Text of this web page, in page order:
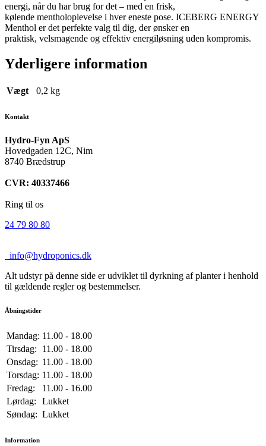
energi, når du har brug for det – med en frisk,
kølende mentholoplevelse i hver eneste pose. ICEBERG ENERGY
Menthol er det perfekte valg til dig, der ønsker en
praktisk, velsmagende og effektiv energiløsning uden kompromis.
Yderligere information
Vægt 0,2 kg
Kontakt
Hydro-Fyn ApS
Hovedgaden 12C, Nim
8740 Brædstrup
CVR: 40337466
Ring til os
24 79 80 80
info@hydroponics.dk
Alt udstyr på denne side er udviklet til dyrkning af planter i henhold
til gældende regler og bestemmelser.
Åbningstider
Mandag: 11.00 - 18.00
Tirsdag:
11.00 - 18.00
Onsdag: 11.00 - 18.00
Torsdag: 11.00 - 18.00
Fredag:
11.00 - 16.00
Lørdag:
Lukket
Søndag: Lukket
Information